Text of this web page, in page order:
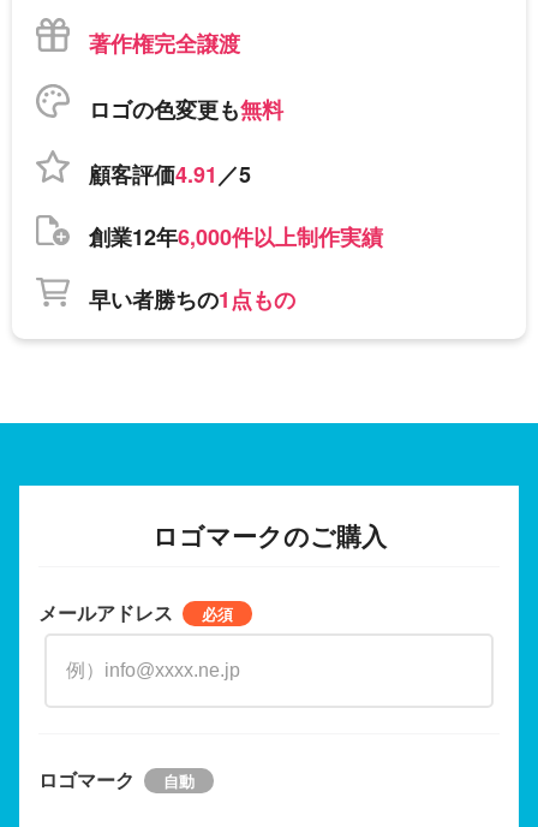
著作権完全譲渡
ロゴの色変更も無料
顧客評価4.91／5
創業12年6,000件以上制作実績
早い者勝ちの1点もの
ロゴマークのご購入
メールアドレス
ロゴマーク